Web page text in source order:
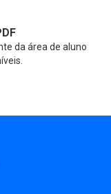
da área de aluno